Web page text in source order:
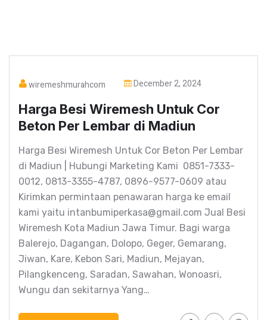
wiremeshmurahcom December 2, 2024
Harga Besi Wiremesh Untuk Cor
Beton Per Lembar di Madiun
Harga Besi Wiremesh Untuk Cor Beton Per Lembar
di Madiun | Hubungi Marketing Kami 0851-7333-
0012, 0813-3355-4787, 0896-9577-0609 atau
Kirimkan permintaan penawaran harga ke email
kami yaitu intanbumiperkasa@gmail.com Jual Besi
Wiremesh Kota Madiun Jawa Timur. Bagi warga
Balerejo, Dagangan, Dolopo, Geger, Gemarang,
Jiwan, Kare, Kebon Sari, Madiun, Mejayan,
Pilangkenceng, Saradan, Sawahan, Wonoasri,
Wungu dan sekitarnya Yang…